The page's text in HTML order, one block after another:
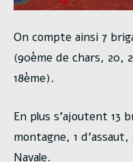
On compte ainsi 7
(90ème de chars, 20,
18ème).
En plus s’ajoutent 13
montagne, 1
Navale.